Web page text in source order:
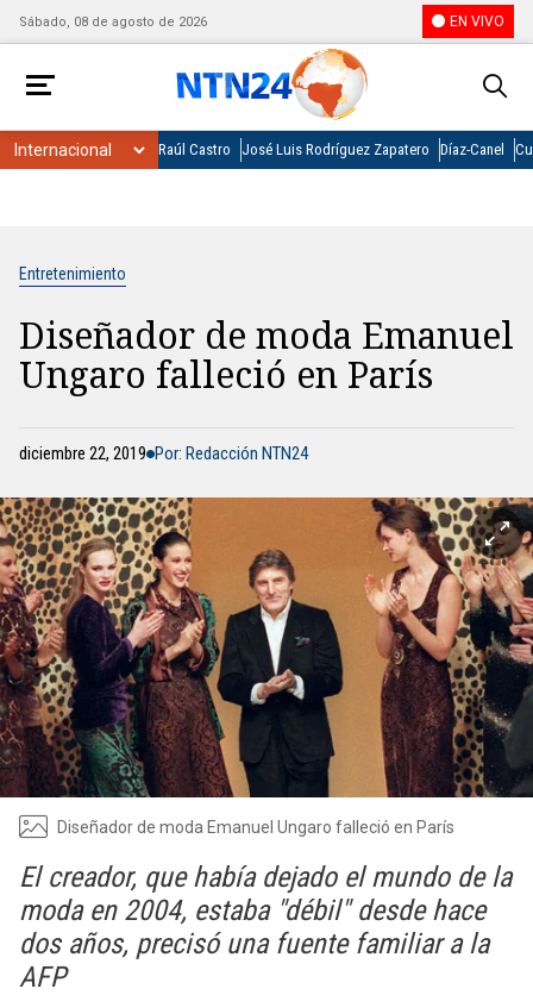
Sábado, 08 de agosto de 2026 EN VIVO
Raúl Castro José Luis Rodríguez Zapatero Díaz-Canel
Entretenimiento
Diseñador de moda Emanuel
Ungaro falleció en París
diciembre 22, 2019 Por: Redacción NTN24
Diseñador de moda Emanuel Ungaro falleció en París
El creador, que había dejado el mundo de la
moda en 2004, estaba "débil" desde hace
dos años, precisó una fuente familiar a la
AFP